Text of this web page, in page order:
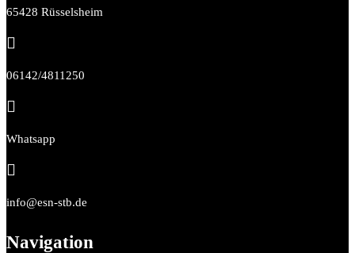
65428 Rüsselsheim

06142/4811250

Whatsapp

info@esn-stb.de
Navigation